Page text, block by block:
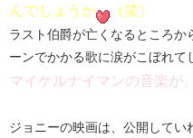
んでしょうか
（笑）
ラスト伯爵が亡くなるところ
ーンでかかる歌に涙がこぼれて
マイケルナイマンの音楽が
ジョニーの映画は、公開して